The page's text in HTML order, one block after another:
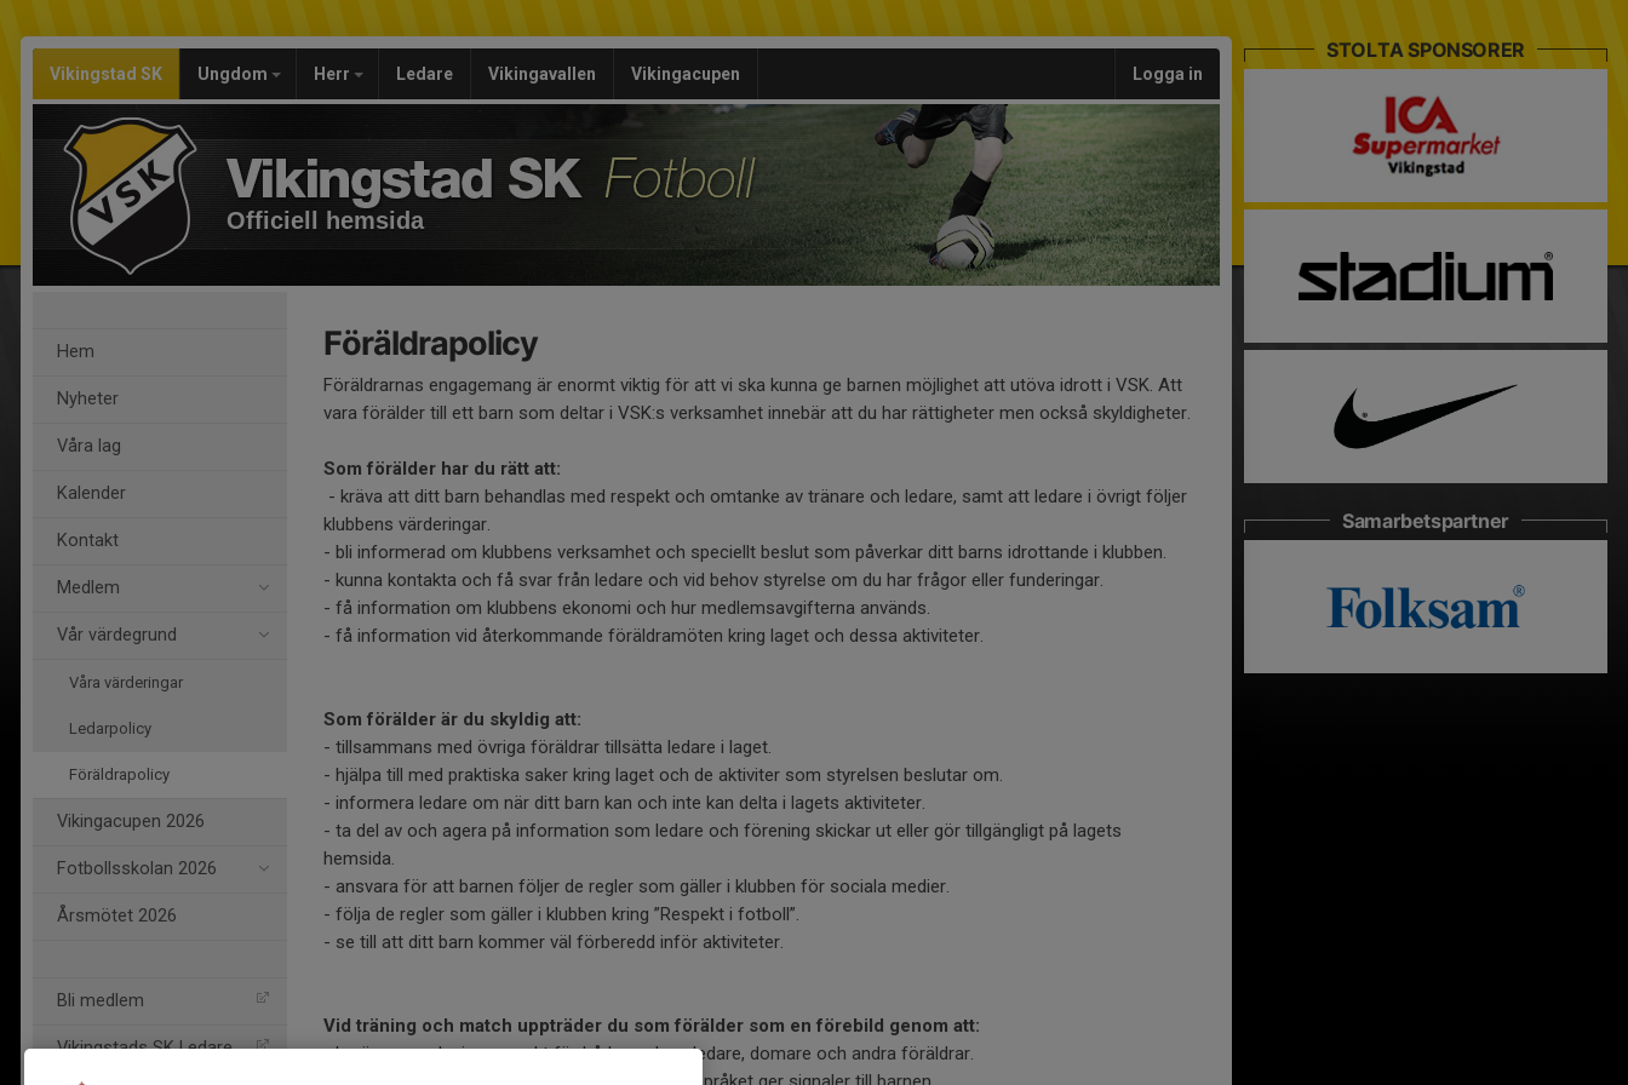
Vikingstad SK Ungdom Herr Ledare Vikingavallen Vikingacupen Logga in
Officiell hemsida
Hem
Nyheter
Våra lag
Kalender
Kontakt
Medlem
Vår värdegrund
Våra värderingar
Ledarpolicy
Föräldrapolicy
Vikingacupen 2026
Fotbollsskolan 2026
Årsmötet 2026
Bli medlem
Vikingstads SK Ledare
Föräldrapolicy
Föräldrarnas engagemang är enormt viktig för att vi ska kunna ge barnen möjlighet att utöva idrott i VSK. Att
vara förälder till ett barn som deltar i VSK:s verksamhet innebär att du har rättigheter men också skyldigheter.
Som förälder har du rätt att:
- kräva att ditt barn behandlas med respekt och omtanke av tränare och ledare, samt att ledare i övrigt följer
klubbens värderingar.
- bli informerad om klubbens verksamhet och speciellt beslut som påverkar ditt barns idrottande i klubben.
- kunna kontakta och få svar från ledare och vid behov styrelse om du har frågor eller funderingar.
- få information om klubbens ekonomi och hur medlemsavgifterna används.
- få information vid återkommande föräldramöten kring laget och dessa aktiviteter.
Som förälder är du skyldig att:
- tillsammans med övriga föräldrar tillsätta ledare i laget.
- hjälpa till med praktiska saker kring laget och de aktiviter som styrelsen beslutar om.
- informera ledare om när ditt barn kan och inte kan delta i lagets aktiviteter.
- ta del av och agera på information som ledare och förening skickar ut eller gör tillgängligt på lagets
hemsida.
- ansvara för att barnen följer de regler som gäller i klubben för sociala medier.
- följa de regler som gäller i klubben kring ”Respekt i fotboll”.
- se till att ditt barn kommer väl förberedd inför aktiviteter.
Vid träning och match uppträder du som förälder som en förebild genom att:
- berömma och visa respekt för både spelare, ledare, domare och andra föräldrar.
STOLTA SPONSORER
Samarbetspartner